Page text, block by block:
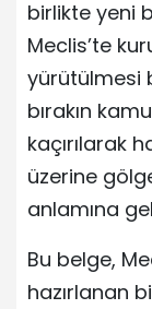
birlikte yeni
Meclis’te
yürütülmesi
bırakın
kaçırılarak
üzerine
anlamına
Bu belge,
hazırlanan